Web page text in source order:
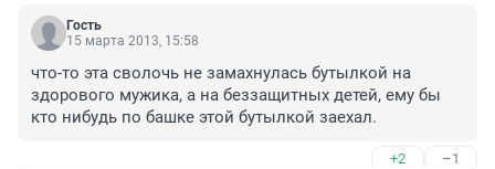
Гость
15 марта 2013, 15:58
что-то эта сволочь не замахнулась бутылкой на
здорового мужика, а на беззащитных детей, ему бы
кто нибудь по башке этой бутылкой заехал.
+2 –1